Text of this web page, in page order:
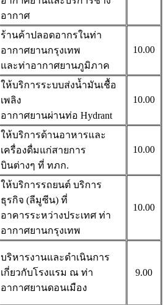
อากาศ
ร้านค้าปลอดอากรในท่า
อากาศยานกรุงเทพ
และท่าอากาศยานภูมิภาค
10.00
ให้บริการระบบส่งน้ำมันเชื้อ
เพลิง
อากาศยานผ่านท่อ Hydrant
10.00
ให้บริการด้านอาหารและ
เครื่องดื่มแก่สายการ
บินต่างๆ ที่ ทภก.
10.00
ให้บริการรถยนต์ บริการ
ธุรกิจ (ลีมูซีน) ที่
อาคารระหว่างประเทศ ท่า
อากาศยานกรุงเทพ
10.00
บริหารงานและดำเนินการ
เกี่ยวกับโรงแรม ณ ท่า
อากาศยานดอนเมือง
9.00